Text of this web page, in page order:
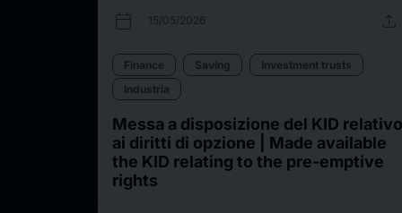
calendar_today 15/05/2026 upload
Finance Saving
Investment trusts
Industria
Messa a disposizione del KID relativo
ai diritti di opzione | Made available
the KID relating to the pre-emptive
rights